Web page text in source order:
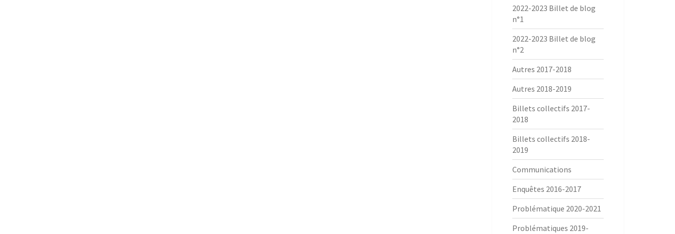
2022-2023 Billet de blog
n°1
2022-2023 Billet de blog
n°2
Autres 2017-2018
Autres 2018-2019
Billets collectifs 2017-
2018
Billets collectifs 2018-
2019
Communications
Enquêtes 2016-2017
Problématique 2020-2021
Problématiques 2019-